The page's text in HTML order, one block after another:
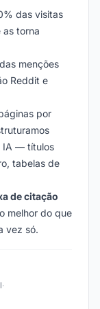
das visitas
torna
menções
Reddit e
por
IA — títulos
tabelas de
de citação
melhor do que
vez só.
·